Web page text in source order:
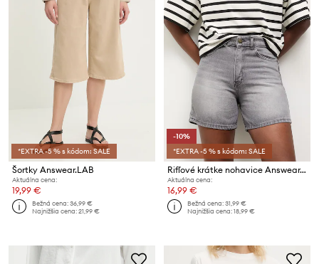
*EXTRA -5 % s kódom: SALE
Šortky Answear.LAB
Aktuálna cena:
19,99 €
Bežná cena:36,99 €
Najnižšia cena:21,99 €
-10%
*EXTRA -5 % s kódom: SALE
Rifľové krátke nohavice Answear.LAB
Aktuálna cena:
16,99 €
Bežná cena:31,99 €
Najnižšia cena:18,99 €